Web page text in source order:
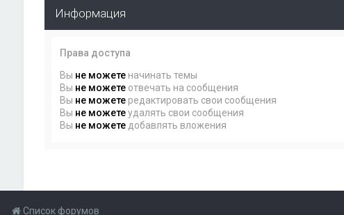
Информация
Права доступа
Вы не можетеначинать темы
Вы не можетеотвечать на сообщения
Вы не можетередактировать свои сообщения
Вы не можетеудалять свои сообщения
Вы не можетедобавлять вложения
Список форумов